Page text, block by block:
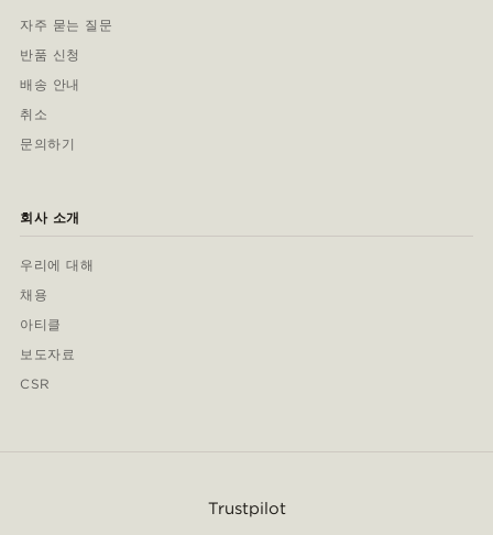
자주 묻는 질문
반품 신청
배송 안내
취소
문의하기
회사 소개
우리에 대해
채용
아티클
보도자료
CSR
Trustpilot